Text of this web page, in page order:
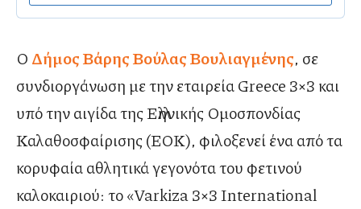
Ο Δήμος Βάρης Βούλας Βουλιαγμένης, σε
συνδιοργάνωση με την εταιρεία Greece 3×3 και
υπό την αιγίδα της Ελληνικής Ομοσπονδίας
Καλαθοσφαίρισης (ΕΟΚ), φιλοξενεί ένα από τα
κορυφαία αθλητικά γεγονότα του φετινού
καλοκαιριού: το «Varkiza 3×3 International